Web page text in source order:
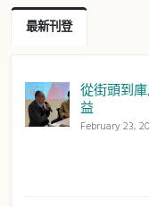
最新刊登
從街頭到
益
February 23,